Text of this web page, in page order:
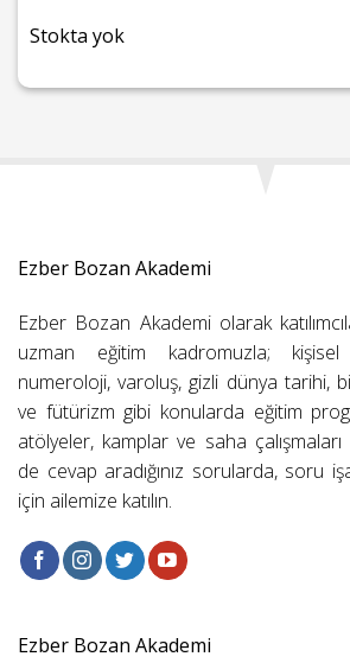
Stokta yok
Ezber Bozan Akademi
Ezber Bozan Akademi olarak
uzman eğitim kadromuzla;
numeroloji, varoluş, gizli dünya tarihi,
ve fütürizm gibi konularda eğitim
atölyeler, kamplar ve saha
de cevap aradığınız sorularda, soru
için ailemize katılın.
Ezber Bozan Akademi